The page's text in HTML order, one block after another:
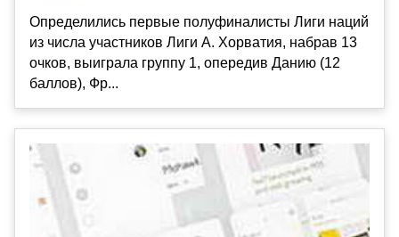
Определились первые полуфиналисты Лиги наций
из числа участников Лиги А. Хорватия, набрав 13
очков, выиграла группу 1, опередив Данию (12
баллов), Фр...